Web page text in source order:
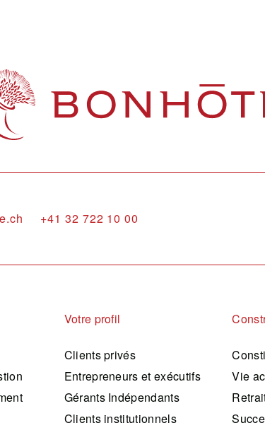
+41 32 722 10 00
Votre profil
Clients privés
Entrepreneurs et exécutifs
Gérants Indépendants
Clients institutionnels
Vie